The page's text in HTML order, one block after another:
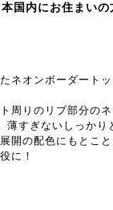
本国内にお住まいの
ネオンボーダート
周りのリブ部分の
薄すぎないしっかり
開の配色にもとこと
に！